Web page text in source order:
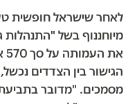
לאחר שישראל חופשית
מיוחננוף בשל
הגישור בין הצדדים
מסמכים. "מדובר בתביעת